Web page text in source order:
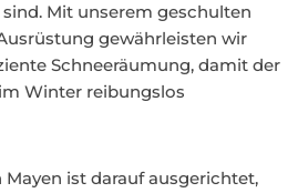
Mit unserem geschulten
gewährleisten wir
Schneeräumung, damit der
Winter reibungslos
ist darauf ausgerichtet,